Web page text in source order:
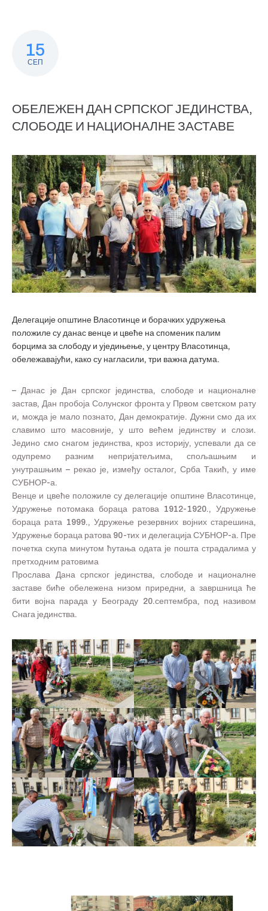
15
СЕП
ОБЕЛЕЖЕН ДАН СРПСКОГ ЈЕДИНСТВА,
СЛОБОДЕ И НАЦИОНАЛНЕ ЗАСТАВЕ
Делегације општине Власотинце и борачких удружења
положиле су данас венце и цвеће на споменик палим
борцима за слободу и уједињење, у центру Власотинца,
обележавајући, како су нагласили, три важна датума.
– Данас је Дан српског јединства, слободе и националне
застав, Дан пробоја Солунског фронта у Првом светском рату
и, можда је мало познато, Дан демократије. Дужни смо да их
славимо што масовније, у што већем јединству и слози.
Једино смо снагом јединства, кроз историју, успевали да се
одупремо разним непријатељима, спољашњим и
унутрашњим – рекао је, између осталог, Срба Такић, у име
СУБНОР-а.
Венце и цвеће положиле су делегације општине Власотинце,
Удружење потомака бораца ратова 1912-1920., Удружење
бораца рата 1999., Удружење резервних војних старешина,
Удружење бораца ратова 90-тих и делегација СУБНОР-а. Пре
почетка скупа минутом ћутања одата је пошта страдалима у
претходним ратовима
Прослава Дана српског јединства, слободе и националне
заставе биће обележена низом приредни, а завршница ће
бити војна парада у Београду 20.септембра, под називом
Снага јединства.